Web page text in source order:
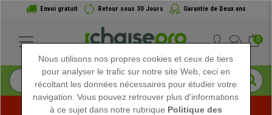
Envoi gratuit Retour sous 30 Jours Garantie de Deux ans
0
Nous utilisons nos propres cookies et ceux de tiers
pour analyser le trafic sur notre site Web, ceci en
récoltant les données nécessaires pour étudier votre
navigation. Vous pouvez retrouver plus d'informations
à ce sujet dans notre rubrique Politique des